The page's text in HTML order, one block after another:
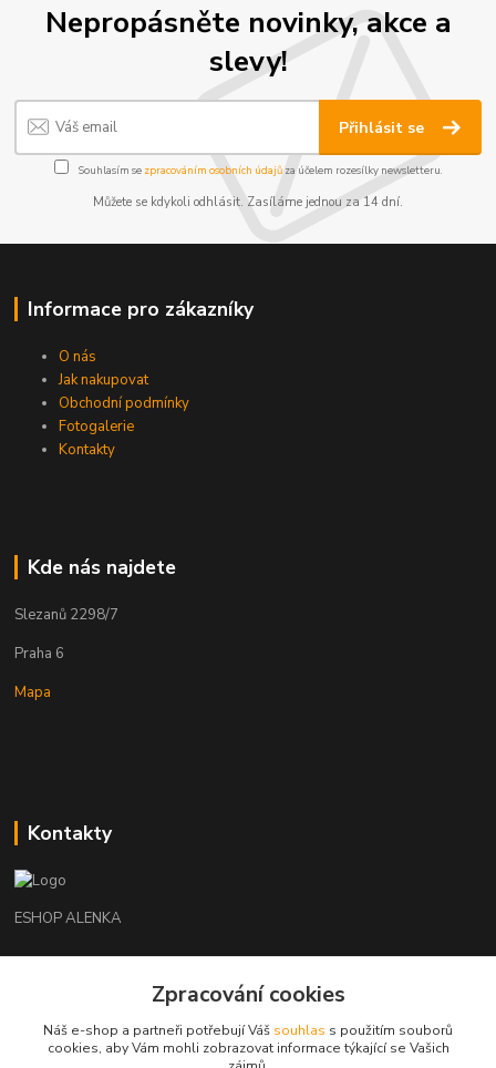
Nepropásněte novinky, akce a
slevy!
Přihlásit se
Souhlasím se zpracováním osobních údajůza účelem rozesílky newsletteru.
Můžete se kdykoli odhlásit. Zasíláme jednou za 14 dní.
Informace pro zákazníky
O nás
Jak nakupovat
Obchodní podmínky
Fotogalerie
Kontakty
Kde nás najdete
Slezanů 2298/7
Praha 6
Mapa
Kontakty
ESHOP ALENKA
+420602541312
orechovka@inmes.cz
Zpracování cookies
Náš e-shop a partneři potřebují Váš souhlas s použitím souborů
cookies, aby Vám mohli zobrazovat informace týkající se Vašich